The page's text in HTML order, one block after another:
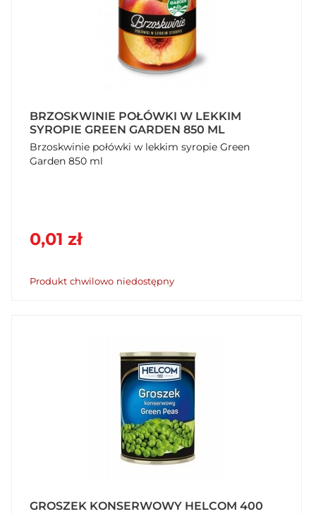
BRZOSKWINIE POŁÓWKI W LEKKIM
SYROPIE GREEN GARDEN 850 ML
Brzoskwinie połówki w lekkim syropie Green
Garden 850 ml
0,01 zł
Produkt chwilowo niedostępny
GROSZEK KONSERWOWY HELCOM 400